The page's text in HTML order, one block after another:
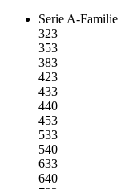
Serie A-Familie
323
353
383
423
433
440
453
533
540
633
640